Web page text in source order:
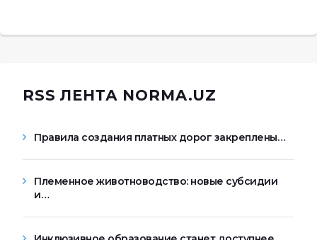
RSS ЛЕНТА NORMA.UZ
Правила создания платных дорог закреплены…
Племенное животноводство: новые субсидии
и…